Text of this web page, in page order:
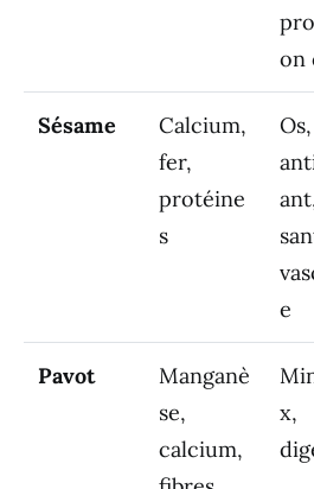
on
Sésame
Calcium,
fer,
protéine
s
Os,
e
Pavot
Manganè
se,
calcium,
x,